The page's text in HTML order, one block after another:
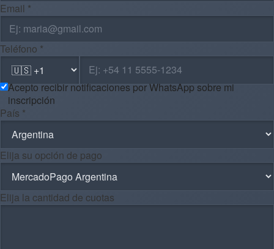
Email *
Teléfono *
Acepto recibir notificaciones por WhatsApp sobre mi
inscripción
País *
Elija su opción de pago
Elija la cantidad de cuotas